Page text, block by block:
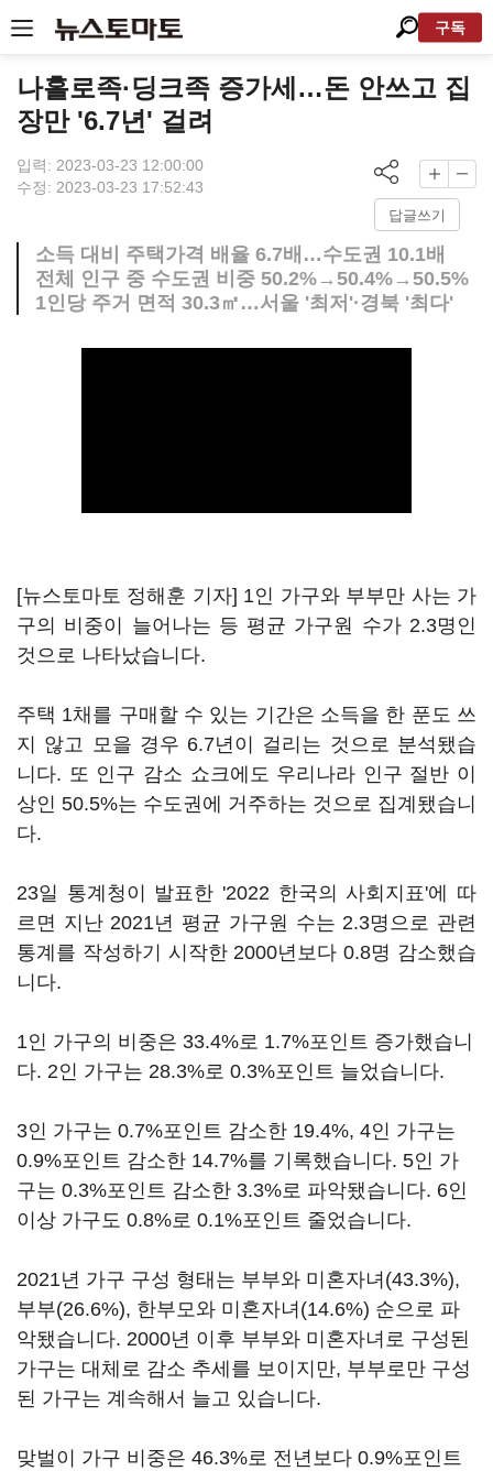
구독
나홀로족·딩크족 증가세…돈 안쓰고 집
장만 '6.7년' 걸려
입력: 2023-03-23 12:00:00
수정: 2023-03-23 17:52:43
답글쓰기
소득 대비 주택가격 배율 6.7배…수도권 10.1배
전체 인구 중 수도권 비중 50.2%→50.4%→50.5%
1인당 주거 면적 30.3㎡…서울 '최저'·경북 '최다'
[뉴스토마토 정해훈 기자] 1인 가구와 부부만 사는 가
구의 비중이 늘어나는 등 평균 가구원 수가 2.3명인
것으로 나타났습니다.
주택 1채를 구매할 수 있는 기간은 소득을 한 푼도 쓰
지 않고 모을 경우 6.7년이 걸리는 것으로 분석됐습
니다. 또 인구 감소 쇼크에도 우리나라 인구 절반 이
상인 50.5%는 수도권에 거주하는 것으로 집계됐습니
다.
23일 통계청이 발표한 '2022 한국의 사회지표'에 따
르면 지난 2021년 평균 가구원 수는 2.3명으로 관련
통계를 작성하기 시작한 2000년보다 0.8명 감소했습
니다.
1인 가구의 비중은 33.4%로 1.7%포인트 증가했습니
다. 2인 가구는 28.3%로 0.3%포인트 늘었습니다.
3인 가구는 0.7%포인트 감소한 19.4%, 4인 가구는
0.9%포인트 감소한 14.7%를 기록했습니다. 5인 가
구는 0.3%포인트 감소한 3.3%로 파악됐습니다. 6인
이상 가구도 0.8%로 0.1%포인트 줄었습니다.
2021년 가구 구성 형태는 부부와 미혼자녀(43.3%),
부부(26.6%), 한부모와 미혼자녀(14.6%) 순으로 파
악됐습니다. 2000년 이후 부부와 미혼자녀로 구성된
가구는 대체로 감소 추세를 보이지만, 부부로만 구성
된 가구는 계속해서 늘고 있습니다.
맞벌이 가구 비중은 46.3%로 전년보다 0.9%포인트